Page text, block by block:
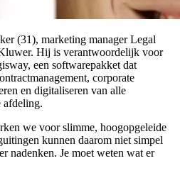
(31), marketing manager Legal
Hij is verantwoordelijk voor
een softwarepakket dat
corporate
en digitaliseren van alle
afdeling.
we voor slimme, hoogopgeleide
kunnen daarom niet simpel
nadenken. Je moet weten wat er